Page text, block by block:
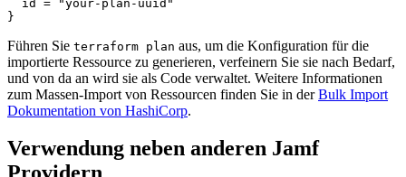
  id = "your-plan-uuid"
Führen Sie terraform plan aus, um die Konfiguration für die
importierte Ressource zu generieren, verfeinern Sie sie nach Bedarf,
und von da an wird sie als Code verwaltet. Weitere Informationen
zum Massen-Import von Ressourcen finden Sie in derBulk Import
Dokumentation von HashiCorp.
Verwendung neben anderen Jamf